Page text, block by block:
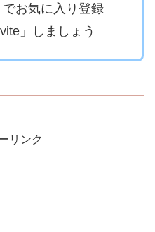
でお気に入り登録
」しましょう
リンク